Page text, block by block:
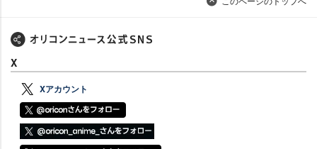
X
Xアカウント